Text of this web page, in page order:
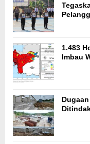
1.483
Imbau